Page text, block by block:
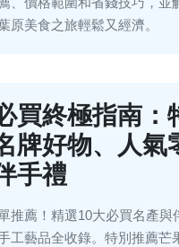
原美食之旅輕鬆又經濟。
買終極指南：
牌好物、人氣
手禮
推薦！精選10大必買名產與
工藝品全收錄。特別推薦芒